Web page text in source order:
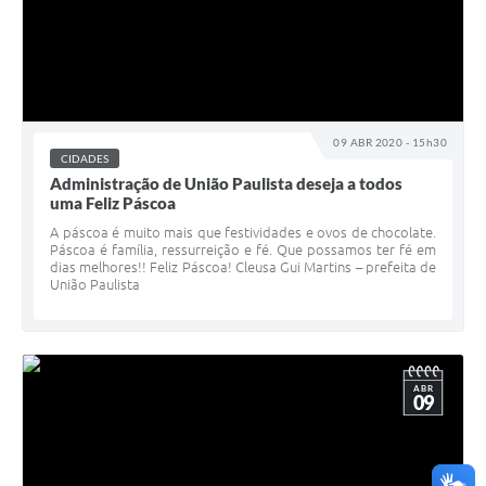
09 ABR 2020 - 15h30
CIDADES
Administração de União Paulista deseja a todos
uma Feliz Páscoa
A páscoa é muito mais que festividades e ovos de chocolate.
Páscoa é família, ressurreição e fé. Que possamos ter fé em
dias melhores!! Feliz Páscoa! Cleusa Gui Martins – prefeita de
União Paulista
ABR
09